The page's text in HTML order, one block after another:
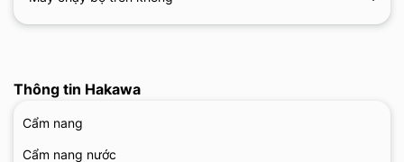
Thông tin Hakawa
Cẩm nang
Cẩm nang nước